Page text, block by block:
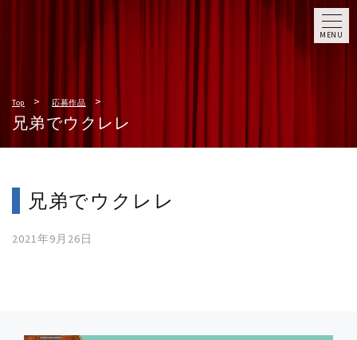
MENU
Top 応募作品
兄弟でウクレレ
兄弟でウクレレ
2021年9月26日